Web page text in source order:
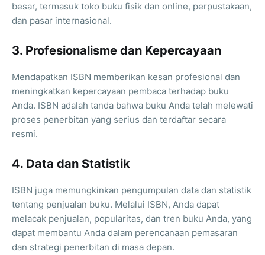
besar, termasuk toko buku fisik dan online, perpustakaan,
dan pasar internasional.
3. Profesionalisme dan Kepercayaan
Mendapatkan ISBN memberikan kesan profesional dan
meningkatkan kepercayaan pembaca terhadap buku
Anda. ISBN adalah tanda bahwa buku Anda telah melewati
proses penerbitan yang serius dan terdaftar secara
resmi.
4. Data dan Statistik
ISBN juga memungkinkan pengumpulan data dan statistik
tentang penjualan buku. Melalui ISBN, Anda dapat
melacak penjualan, popularitas, dan tren buku Anda, yang
dapat membantu Anda dalam perencanaan pemasaran
dan strategi penerbitan di masa depan.